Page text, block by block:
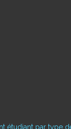
étudiant par type